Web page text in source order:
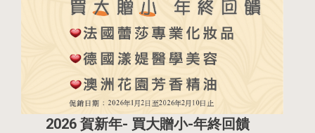
2026 賀新年- 買大贈小-年終回饋